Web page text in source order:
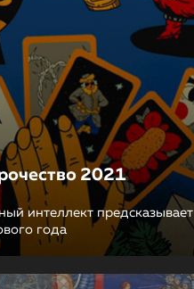
2021
интеллект предсказывает
года